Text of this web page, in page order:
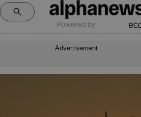
Powered by:
Advertisement